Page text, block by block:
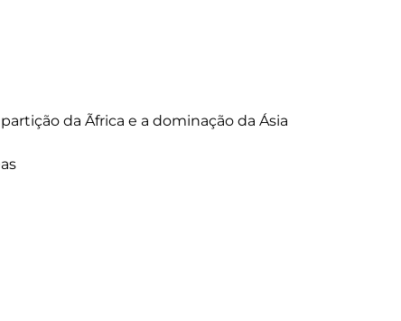
da Ãfrica e a dominação da Ásia